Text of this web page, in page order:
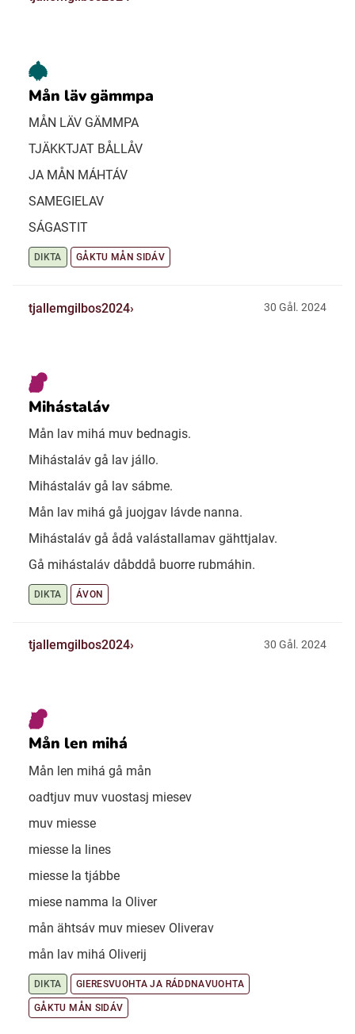
Mån läv gämmpa
MÅN LÄV GÄMMPA
TJÄKKTJAT BÅLLÅV
JA MÅN MÁHTÁV
SAMEGIELAV
SÁGASTIT
DIKTA GÅKTU MÅN SIDÁV
tjallemgilbos2024 30 Gål. 2024
Mihástaláv
Mån lav mihá muv bednagis.
Mihástaláv gå lav jállo.
Mihástaláv gå lav sábme.
Mån lav mihá gå juojgav lávde nanna.
Mihástaláv gå ådå valástallamav gähttjalav.
Gå mihástaláv dåbddå buorre rubmáhin.
DIKTA ÁVON
tjallemgilbos2024 30 Gål. 2024
Mån len mihá
Mån len mihá gå mån
oadtjuv muv vuostasj miesev
muv miesse
miesse la lines
miesse la tjábbe
miese namma la Oliver
mån ähtsáv muv miesev Oliverav
mån lav mihá Oliverij
DIKTA GIERESVUOHTA JA RÁDDNAVUOHTA
GÅKTU MÅN SIDÁV